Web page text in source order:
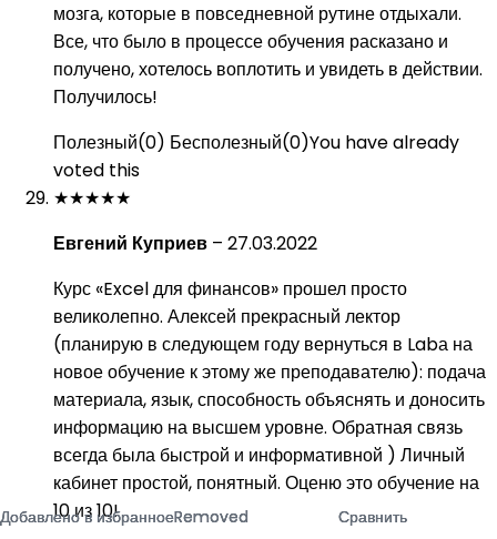
мозга, которые в повседневной рутине отдыхали.
Все, что было в процессе обучения расказано и
получено, хотелось воплотить и увидеть в действии.
Получилось!
Полезный(0) Бесполезный(0)You have already
voted this
★★★★★
Евгений Куприев – 27.03.2022
Курс «Excel для финансов» прошел просто
великолепно. Алексей прекрасный лектор
(планирую в следующем году вернуться в Labа на
новое обучение к этому же преподавателю): подача
материала, язык, способность объяснять и доносить
информацию на высшем уровне. Обратная связь
всегда была быстрой и информативной ) Личный
кабинет простой, понятный. Оценю это обучение на
10 из 10!
Добавлено в избранноеRemoved Сравнить
Добавлено в избранноеRemoved Сравнить
Добавлено в избранноеRemoved Сравнить